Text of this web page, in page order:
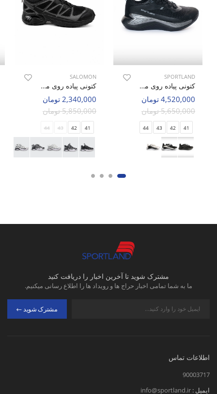
SPORTLAND
کتونی پیاده روی مردانه اسپورتلند Active Steps M
4,520,000 تومان
5,650,000 تومان
41
42
43
44
SALOMON
کتونی پیاده روی مردانه سالامون Merrell Walk M
2,340,000 تومان
5,850,000 تومان
41
42
43
44
مشترک شوید تا آخرین اخبار را دریافت کنید
ما به شما تمامی اخبار حراج ها و رویداد ها را اطلاع رسانی میکنیم.
مشترک شوید
اطلاعات تماس
90003717
ایمیل : info@sportland.ir